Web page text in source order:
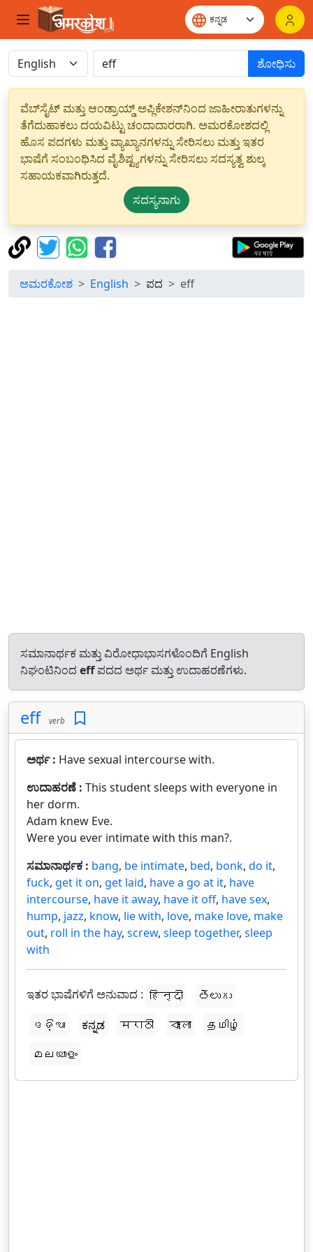
ಶೋಧಿಸು
ವೆಬ್‌ಸೈಟ್ ಮತ್ತು ಆಂಡ್ರಾಯ್ಡ್ ಅಪ್ಲಿಕೇಶನ್‌ನಿಂದ ಜಾಹೀರಾತುಗಳನ್ನು
ತೆಗೆದುಹಾಕಲು ದಯವಿಟ್ಟು ಚಂದಾದಾರರಾಗಿ. ಅಮರಕೋಶದಲ್ಲಿ
ಹೊಸ ಪದಗಳು ಮತ್ತು ವ್ಯಾಖ್ಯಾನಗಳನ್ನು ಸೇರಿಸಲು ಮತ್ತು ಇತರ
ಭಾಷೆಗೆ ಸಂಬಂಧಿಸಿದ ವೈಶಿಷ್ಟ್ಯಗಳನ್ನು ಸೇರಿಸಲು ಸದಸ್ಯತ್ವ ಶುಲ್ಕ
ಸಹಾಯಕವಾಗಿರುತ್ತದೆ.
ಸದಸ್ಯನಾಗು
ಅಮರಕೋಶ English ಪದ eff
ಸಮಾನಾರ್ಥಕ ಮತ್ತು ವಿರೋಧಾಭಾಸಗಳೊಂದಿಗೆ English
ನಿಘಂಟಿನಿಂದ effಪದದ ಅರ್ಥ ಮತ್ತು ಉದಾಹರಣೆಗಳು.
eff verb
ಅರ್ಥ : Have sexual intercourse with.
ಉದಾಹರಣೆ : This student sleeps with everyone in
her dorm.
Adam knew Eve.
Were you ever intimate with this man?.
ಸಮಾನಾರ್ಥಕ : bang, be intimate, bed, bonk, do it,
fuck, get it on, get laid, have a go at it, have
intercourse, have it away, have it off, have sex,
hump, jazz, know, lie with, love, make love, make
out, roll in the hay, screw, sleep together, sleep
with
ಇತರ ಭಾಷೆಗಳಿಗೆ ಅನುವಾದ : हिन्दी
తెలుగు
ଓଡ଼ିଆ
ಕನ್ನಡ मराठी বাংলা
தமிழ்
മലയാളം